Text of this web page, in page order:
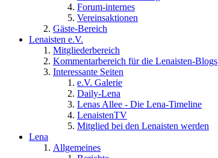
Forum-internes
Vereinsaktionen
Gäste-Bereich
Lenaisten e.V.
Mitgliederbereich
Kommentarbereich für die Lenaisten-Blogs
Interessante Seiten
e.V. Galerie
Daily-Lena
Lenas Allee - Die Lena-Timeline
LenaistenTV
Mitglied bei den Lenaisten werden
Lena
Allgemeines